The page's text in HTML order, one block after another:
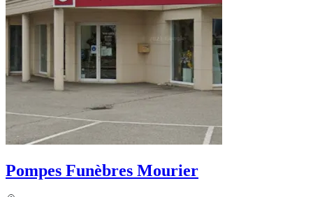
Pompes Funèbres Mourier